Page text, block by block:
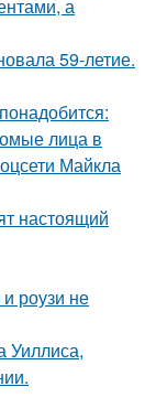
а
59-летие.
лица в
Майкла
настоящий
роузи не
Уиллиса,